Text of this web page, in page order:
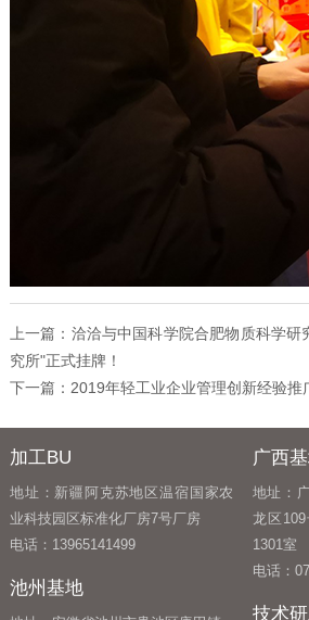
上一篇： 洽洽与中国科学院合肥物质科学研
究所"正式挂牌！
下一篇： 2019年轻工业企业管理创新经验
加工BU
地址：新疆阿克苏地区温宿国家农
业科技园区标准化厂房7号厂房
电话：13965141499
广西
地址：
龙区
1301室
电话：
池州基地
技术